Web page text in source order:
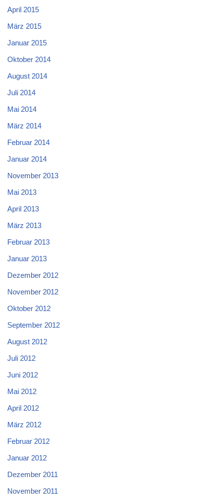
April 2015
März 2015
Januar 2015
Oktober 2014
August 2014
Juli 2014
Mai 2014
März 2014
Februar 2014
Januar 2014
November 2013
Mai 2013
April 2013
März 2013
Februar 2013
Januar 2013
Dezember 2012
November 2012
Oktober 2012
September 2012
August 2012
Juli 2012
Juni 2012
Mai 2012
April 2012
März 2012
Februar 2012
Januar 2012
Dezember 2011
November 2011